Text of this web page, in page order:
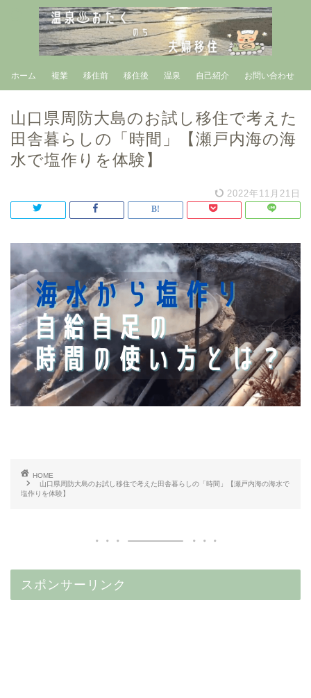
ホーム 複業 移住前 移住後 温泉 自己紹介 お問い合わせ
山口県周防大島のお試し移住で考えた
田舎暮らしの「時間」【瀬戸内海の海
水で塩作りを体験】
2022年11月21日
HOME
山口県周防大島のお試し移住で考えた田舎暮らしの「時間」【瀬戸内海の海水で
塩作りを体験】
スポンサーリンク